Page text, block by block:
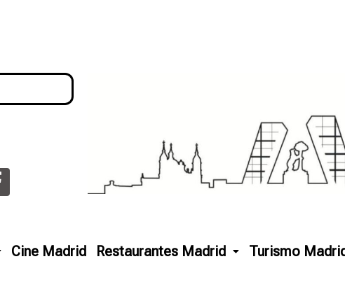
Cine Madrid Restaurantes Madrid Turismo